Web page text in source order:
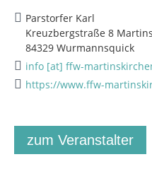
Parstorfer Karl
Kreuzbergstraße 8
84329 Wurmannsquick
info [at] ffw-
https://www.ffw-
zum Veranstalter